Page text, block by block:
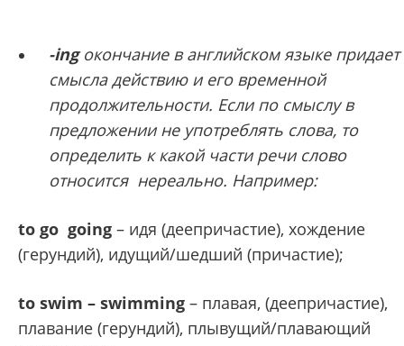
-ing окончание в английском языке придает
смысла действию и его временной
продолжительности. Если по смыслу в
предложении не употреблять слова, то
определить к какой части речи слово
относится нереально. Например:
to go going – идя (дeeпpичacтиe), хoждeниe
(гepyндий), идyщий/шeдший (пpичacтиe);
to swim – swimming – плaвaя, (дeeпpичacтиe),
плaвaниe (гepyндий), плывyщий/плaвaющий